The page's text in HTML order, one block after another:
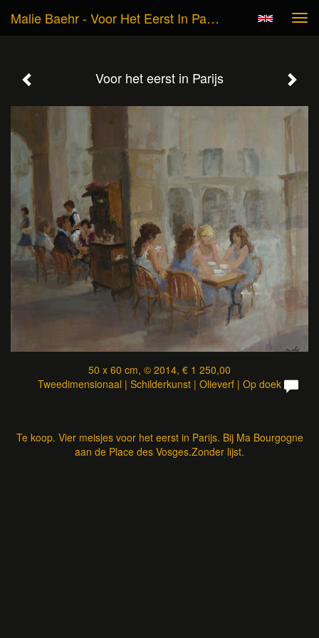
Malie Baehr - Voor Het Eerst In Parijs
Voor het eerst in Parijs
50 x 60 cm, © 2014, € 1 250,00
Tweedimensionaal | Schilderkunst | Olieverf | Op doek
Te koop. Vier meisjes voor het eerst in Parijs. Bij Ma Bourgogne
aan de Place des Vosges.Zonder lijst.